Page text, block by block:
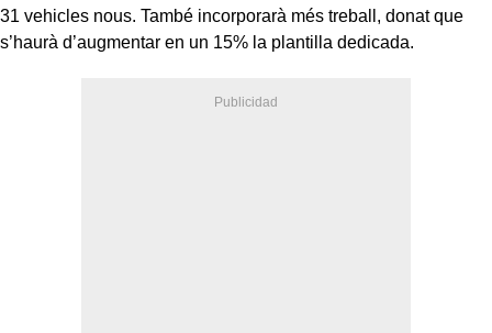
31 vehicles nous. També incorporarà més treball, donat que
s’haurà d’augmentar en un 15% la plantilla dedicada.